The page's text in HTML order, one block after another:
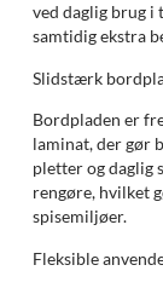
ved daglig brug i
samtidig ekstra
Slidstærk
Bordpladen er
laminat, der gør
pletter og daglig
rengøre, hvilket
spisemiljøer.
Fleksible